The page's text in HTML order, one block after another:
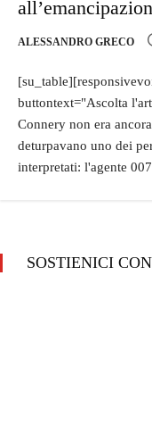
ALESSANDRO GRECO
buttontext="Ascolta
Connery non era
deturpavano uno dei
interpretati: l'agente
SOSTIENICI